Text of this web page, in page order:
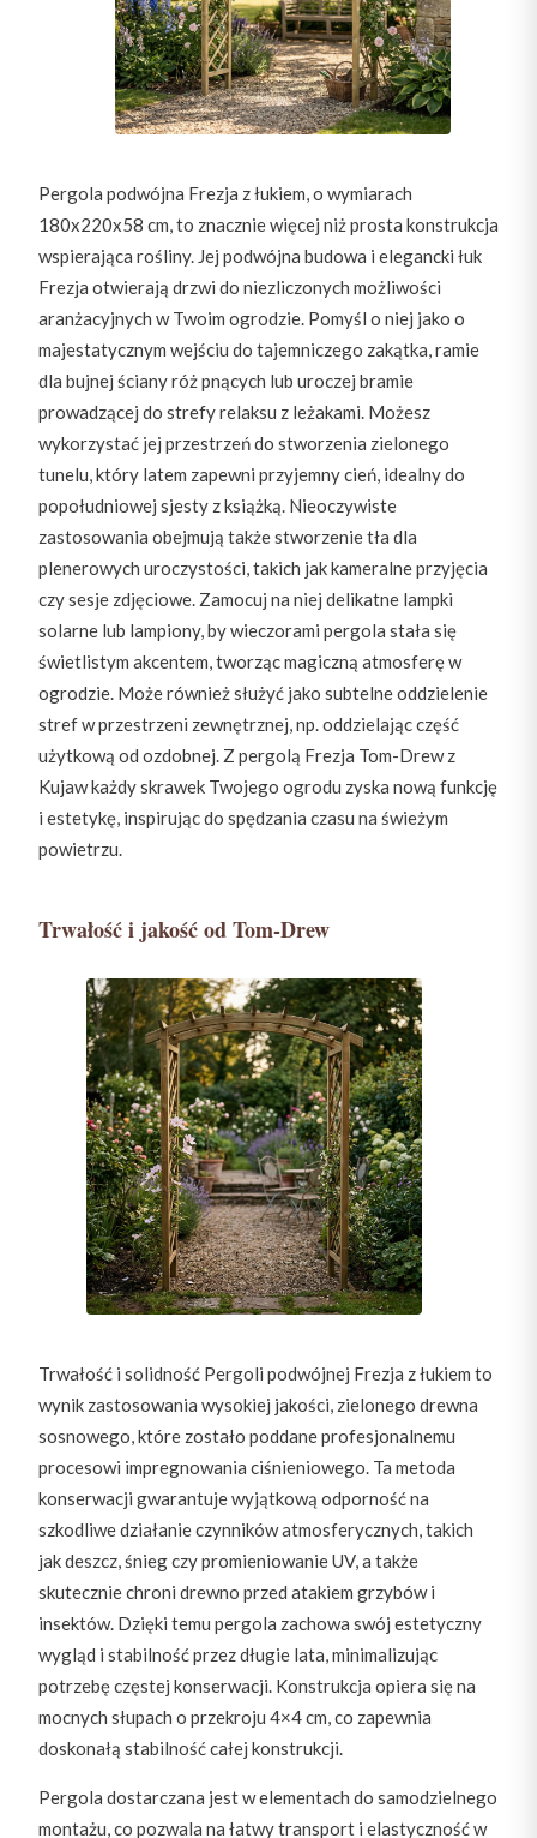
Pergola podwójna Frezja z łukiem, o wymiarach
180x220x58 cm, to znacznie więcej niż prosta konstrukcja
wspierająca rośliny. Jej podwójna budowa i elegancki łuk
Frezja otwierają drzwi do niezliczonych możliwości
aranżacyjnych w Twoim ogrodzie. Pomyśl o niej jako o
majestatycznym wejściu do tajemniczego zakątka, ramie
dla bujnej ściany róż pnących lub uroczej bramie
prowadzącej do strefy relaksu z leżakami. Możesz
wykorzystać jej przestrzeń do stworzenia zielonego
tunelu, który latem zapewni przyjemny cień, idealny do
popołudniowej sjesty z książką. Nieoczywiste
zastosowania obejmują także stworzenie tła dla
plenerowych uroczystości, takich jak kameralne przyjęcia
czy sesje zdjęciowe. Zamocuj na niej delikatne lampki
solarne lub lampiony, by wieczorami pergola stała się
świetlistym akcentem, tworząc magiczną atmosferę w
ogrodzie. Może również służyć jako subtelne oddzielenie
stref w przestrzeni zewnętrznej, np. oddzielając część
użytkową od ozdobnej. Z pergolą Frezja Tom-Drew z
Kujaw każdy skrawek Twojego ogrodu zyska nową funkcję
i estetykę, inspirując do spędzania czasu na świeżym
powietrzu.
Trwałość i jakość od Tom-Drew
Trwałość i solidność Pergoli podwójnej Frezja z łukiem to
wynik zastosowania wysokiej jakości, zielonego drewna
sosnowego, które zostało poddane profesjonalnemu
procesowi impregnowania ciśnieniowego. Ta metoda
konserwacji gwarantuje wyjątkową odporność na
szkodliwe działanie czynników atmosferycznych, takich
jak deszcz, śnieg czy promieniowanie UV, a także
skutecznie chroni drewno przed atakiem grzybów i
insektów. Dzięki temu pergola zachowa swój estetyczny
wygląd i stabilność przez długie lata, minimalizując
potrzebę częstej konserwacji. Konstrukcja opiera się na
mocnych słupach o przekroju 4×4 cm, co zapewnia
doskonałą stabilność całej konstrukcji.
Pergola dostarczana jest w elementach do samodzielnego
montażu, co pozwala na łatwy transport i elastyczność w